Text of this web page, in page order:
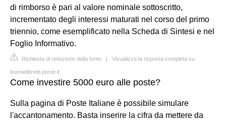
di rimborso è pari al valore nominale sottoscritto,
incrementato degli interessi maturati nel corso del primo
triennio, come esemplificato nella Scheda di Sintesi e nel
Foglio Informativo.
Richiesta di rimozione della fonte | Visualizza la risposta completa su
buonielibretti.poste.it
Come investire 5000 euro alle poste?
Sulla pagina di Poste Italiane è possibile simulare
l'accantonamento. Basta inserire la cifra da mettere da